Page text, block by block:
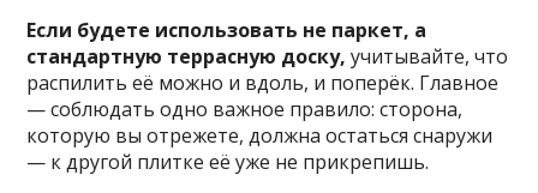
Если будете использовать не паркет, а
стандартную террасную доску, учитывайте, что
распилить её можно и вдоль, и поперёк. Главное
— соблюдать одно важное правило: сторона,
которую вы отрежете, должна остаться снаружи
— к другой плитке её уже не прикрепишь.